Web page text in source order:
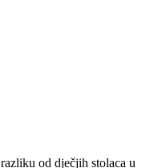
od dječjih stolaca u